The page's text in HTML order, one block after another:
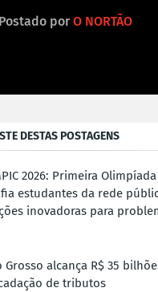
Postado por O NORTÃO
DESTAS POSTAGENS
2026: Primeira
estudantes da rede
inovadoras para
Grosso alcança R$ 35
de tributos